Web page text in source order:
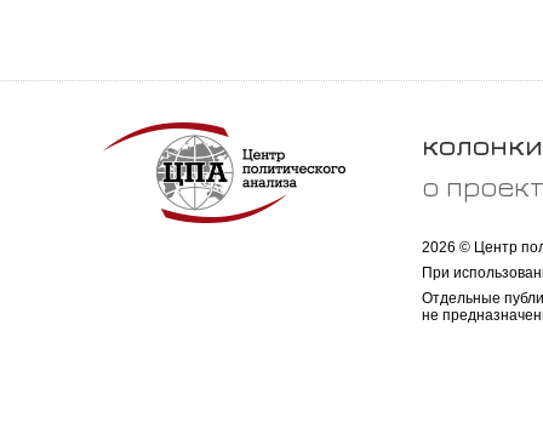
колонки
о
2026 © Центр
При
Отдельные
не